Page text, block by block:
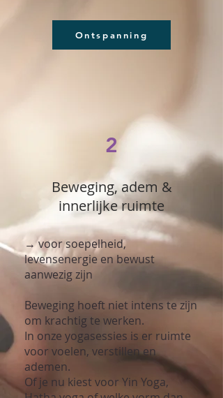
Ontspanning
2
Beweging, adem &
innerlijke ruimte
→ voor soepelheid,
levensenergie en bewust
aanwezig zijn
Beweging hoeft niet intens te zijn
om krachtig te werken.
In onze yogasessies is er ruimte
voor voelen, verstillen en
ademen.
Of je nu kiest voor Yin Yoga,